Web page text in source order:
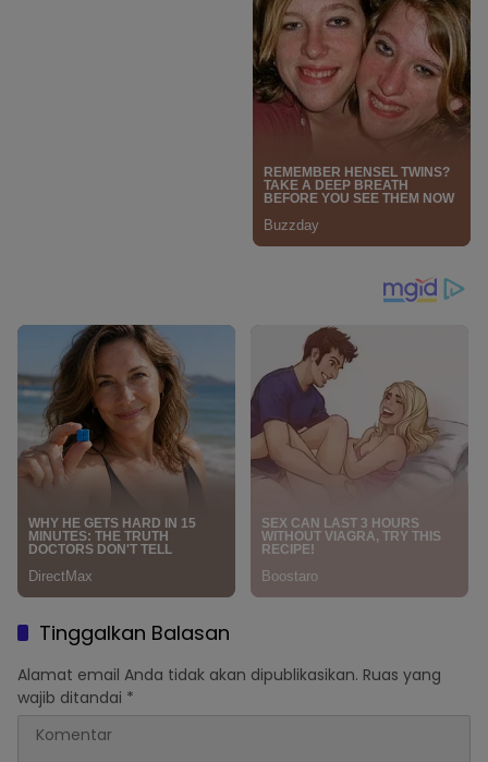
Tinggalkan Balasan
Alamat email Anda tidak akan dipublikasikan. Ruas yang
wajib ditandai *